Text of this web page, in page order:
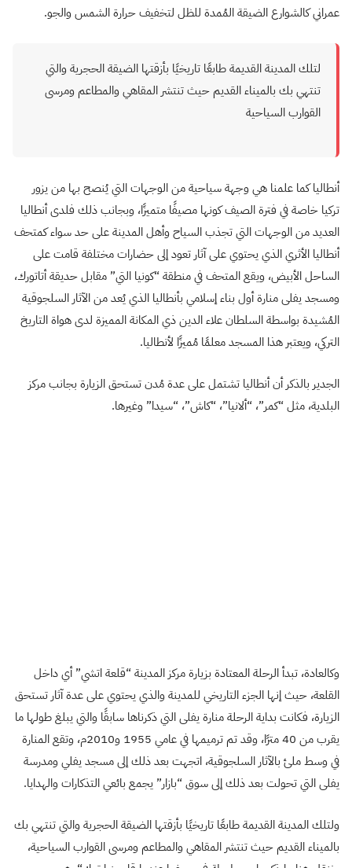
عمراني كالشوارع الضيقة المُمدة للظل لتخفيف حرارة الشمس والجو.
لتلك المدينة القديمة طابعًا تاريخيًا بأزقتها الضيقة الحجرية والتي
تنتهي بك بالميناء القديم حيث تنتشر المقاهي والمطاعم ومرسى
القوارب السياحية​​
أنطاليا كما علمنا هي وجهة سياحية من الوجهات التي يُنصح بها من يزور
تركيا خاصة في فترة الصيف كونها مصيفًا متميزًا، وبجانب ذلك فلدى أنطاليا
العديد من الوجهات التي تجذب السياح وأهل المدينة على حد سواء كمتحف
أنطاليا الأثري الذي يحتوي على آثار تعود إلى حضارات مختلفة قامت على
الساحل الأبيض، ويقع المتحف في منطقة “كونيا التي” مقابل حديقة أتاتورك،
ومسجد يفلى منارةأول بناء إسلامي بأنطاليا الذي يُعد من الآثار السلجوقية
المُشيدة بواسطة السلطان علاء الدين ذي المكانة المميزة لدى هواة التاريخ
التركي، ويعتبر هذا المسجد معلمًا مُميزًا لأنطاليا.
الجدير بالذكر أن أنطاليا تشتمل على عدة مُدن تستحق الزيارة بجانب مركز
البلدية، مثل “كمر”، “ألانيا”، “كاش”، “سيدا” وغيرها.
وكالعادة، تبدأ الرحلة المعتادة بزيارة مركز المدينة“قلعة اتشي” أي داخل
القلعة، حيث إنها الجزء التاريخي للمدينة والذي يحتوي على عدة آثار تستحق
الزيارة، فكانت بداية الرحلة منارة يفلى التي ذكرناها سابقًا والتي يبلغ طولها ما
يقرب من 40 مترًا، وقد تم ترميمها في عامي 1955 و2010م، وتقع المنارة
في وسط ملئ بالآثار السلجوقية، اتجهت بعد ذلك إلى مسجد يفلي ومدرسة
يفلى التي تحولت بعد ذلك إلى سوق “بازار” يجمع بائعي التذكارات والهدايا.
ولتلك المدينة القديمة طابعًا تاريخيًا بأزقتها الضيقة الحجرية والتي تنتهي بك
بالميناء القديم حيث تنتشر المقاهي والمطاعم ومرسى القوارب السياحية،